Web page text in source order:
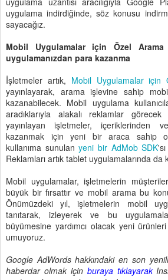
uygulama indirdiğinde, söz konusu
sayacağız.
Mobil Uygulamalar için Özel
uygulamanızdan para kazanma
İşletmeler artık, Mobil Uygulamalar için
yayınlayarak, arama işlevine sahip
kazanabilecek. Mobil uygulama
aradıklarıyla alakalı reklamlar
yayınlayan işletmeler, içeriklerinden
kazanmak için yeni bir araca sahip
kullanıma sunulanyeni bir AdMob SDK
Reklamları artık tablet uygulamalarında da
Mobil uygulamalar, işletmelerin
büyük bir fırsattır ve mobil arama bu
Önümüzdeki yıl, işletmelerin mobil
tanıtarak, izleyerek ve bu
büyümesine yardımcı olacak yeni ürünleri
umuyoruz.
Google AdWords hakkındaki en son
haberdar olmak için buraya tıklayarak